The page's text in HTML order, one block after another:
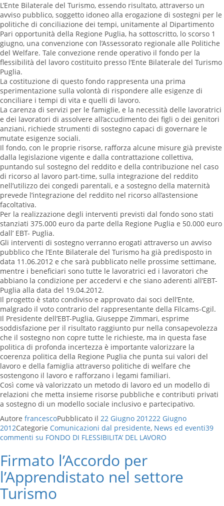
L’Ente Bilaterale del Turismo, essendo risultato, attraverso un
avviso pubblico, soggetto idoneo alla erogazione di sostegni per le
politiche di conciliazione dei tempi, unitamente al Dipartimento
Pari opportunità della Regione Puglia, ha sottoscritto, lo scorso 1
giugno, una convenzione con l’Assessorato regionale alle Politiche
del Welfare. Tale convezione rende operativo il fondo per la
flessibilità del lavoro costituito presso l’Ente Bilaterale del Turismo
Puglia.
La costituzione di questo fondo rappresenta una prima
sperimentazione sulla volontà di rispondere alle esigenze di
conciliare i tempi di vita e quelli di lavoro.
La carenza di servizi per le famiglie, e la necessità delle lavoratrici
e dei lavoratori di assolvere all’accudimento dei figli o dei genitori
anziani, richiede strumenti di sostegno capaci di governare le
mutate esigenze sociali.
Il fondo, con le proprie risorse, rafforza alcune misure già previste
dalla legislazione vigente e dalla contrattazione collettiva,
puntando sul sostegno del reddito e della contribuzione nel caso
di ricorso al lavoro part-time, sulla integrazione del reddito
nell’utilizzo dei congedi parentali, e a sostegno della maternità
prevede l’integrazione del reddito nel ricorso all’astensione
facoltativa.
Per la realizzazione degli interventi previsti dal fondo sono stati
stanziati 375.000 euro da parte della Regione Puglia e 50.000 euro
dall’ EBT- Puglia.
Gli interventi di sostegno verranno erogati attraverso un avviso
pubblico che l’Ente Bilaterale del Turismo ha già predisposto in
data 11.06.2012 e che sarà pubblicato nelle prossime settimane,
mentre i beneficiari sono tutte le lavoratrici ed i lavoratori che
abbiano la condizione per accedervi e che siano aderenti all’EBT-
Puglia alla data del 19.04.2012.
Il progetto è stato condiviso e approvato dai soci dell’Ente,
malgrado il voto contrario del rappresentante della Filcams-Cgil.
Il Presidente dell’EBT-Puglia, Giuseppe Zimmari, esprime
soddisfazione per il risultato raggiunto pur nella consapevolezza
che il sostegno non copre tutte le richieste, ma in questa fase
politica di profonda incertezza è importante valorizzare la
coerenza politica della Regione Puglia che punta sui valori del
lavoro e della famiglia attraverso politiche di welfare che
sostengono il lavoro e rafforzano i legami familiari.
Così come và valorizzato un metodo di lavoro ed un modello di
relazioni che metta insieme risorse pubbliche e contributi privati
a sostegno di un modello sociale inclusivo e partecipativo.
Autore francescoPubblicato il 22 Giugno 201222 Giugno
2012Categorie Comunicazioni dal presidente, News ed eventi39
commenti su FONDO DI FLESSIBILITA’ DEL LAVORO
Firmato l’Accordo per
l’Apprendistato nel settore
Turismo